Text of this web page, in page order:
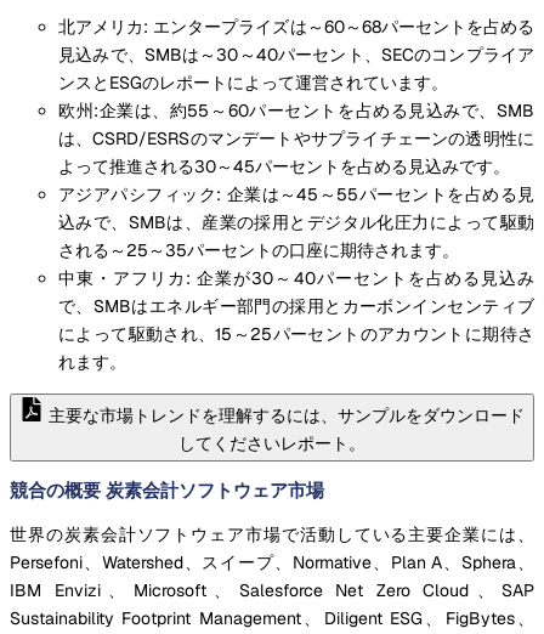
北アメリカ: エンタープライズは～60～68パーセントを占める
見込みで、SMBは～30～40パーセント、SECのコンプライア
ンスとESGのレポートによって運営されています。
欧州:企業は、約55～60パーセントを占める見込みで、SMB
は、CSRD/ESRSのマンデートやサプライチェーンの透明性に
よって推進される30～45パーセントを占める見込みです。
アジアパシフィック: 企業は～45～55パーセントを占める見
込みで、SMBは、産業の採用とデジタル化圧力によって駆動
される～25～35パーセントの口座に期待されます。
中東・アフリカ: 企業が30～40パーセントを占める見込み
で、SMBはエネルギー部門の採用とカーボンインセンティブ
によって駆動され、15～25パーセントのアカウントに期待さ
れます。
主要な市場トレンドを理解するには、サンプルをダウンロード
してくださいレポート。
競合の概要 炭素会計ソフトウェア市場
世界の炭素会計ソフトウェア市場で活動している主要企業には、
Persefoni、Watershed、スイープ、Normative、Plan A、Sphera、
IBM Envizi、Microsoft、Salesforce Net Zero Cloud、SAP
Sustainability Footprint Management、Diligent ESG、FigBytes、